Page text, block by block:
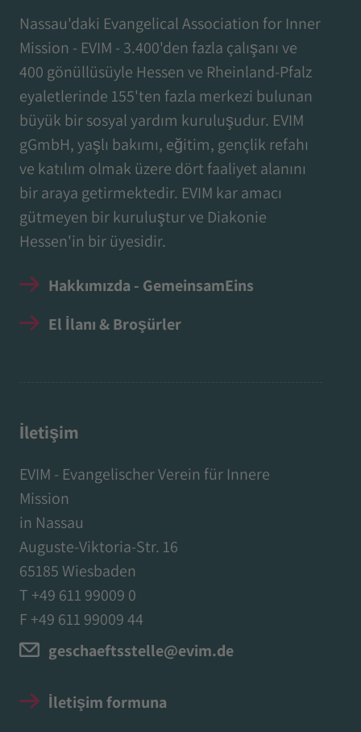
Nassau'daki Evangelical Association for Inner
Mission - EVIM - 3.400'den fazla çalışanı ve
400 gönüllüsüyle Hessen ve Rheinland-Pfalz
eyaletlerinde 155'ten fazla merkezi bulunan
büyük bir sosyal yardım kuruluşudur. EVIM
gGmbH, yaşlı bakımı, eğitim, gençlik refahı
ve katılım olmak üzere dört faaliyet alanını
bir araya getirmektedir. EVIM kar amacı
gütmeyen bir kuruluştur ve Diakonie
Hessen'in bir üyesidir.
Hakkımızda - GemeinsamEins
El İlanı & Broşürler
İletişim
EVIM - Evangelischer Verein für Innere
Mission
in Nassau
Auguste-Viktoria-Str. 16
65185 Wiesbaden
T +49 611 99009 0
F +49 611 99009 44
geschaeftsstelle@evim.de
İletişim formuna